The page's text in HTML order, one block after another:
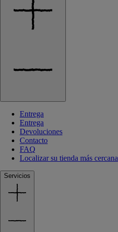
Entrega
Entrega
Devoluciones
Contacto
FAQ
Localizar su tienda más cercana
Servicios